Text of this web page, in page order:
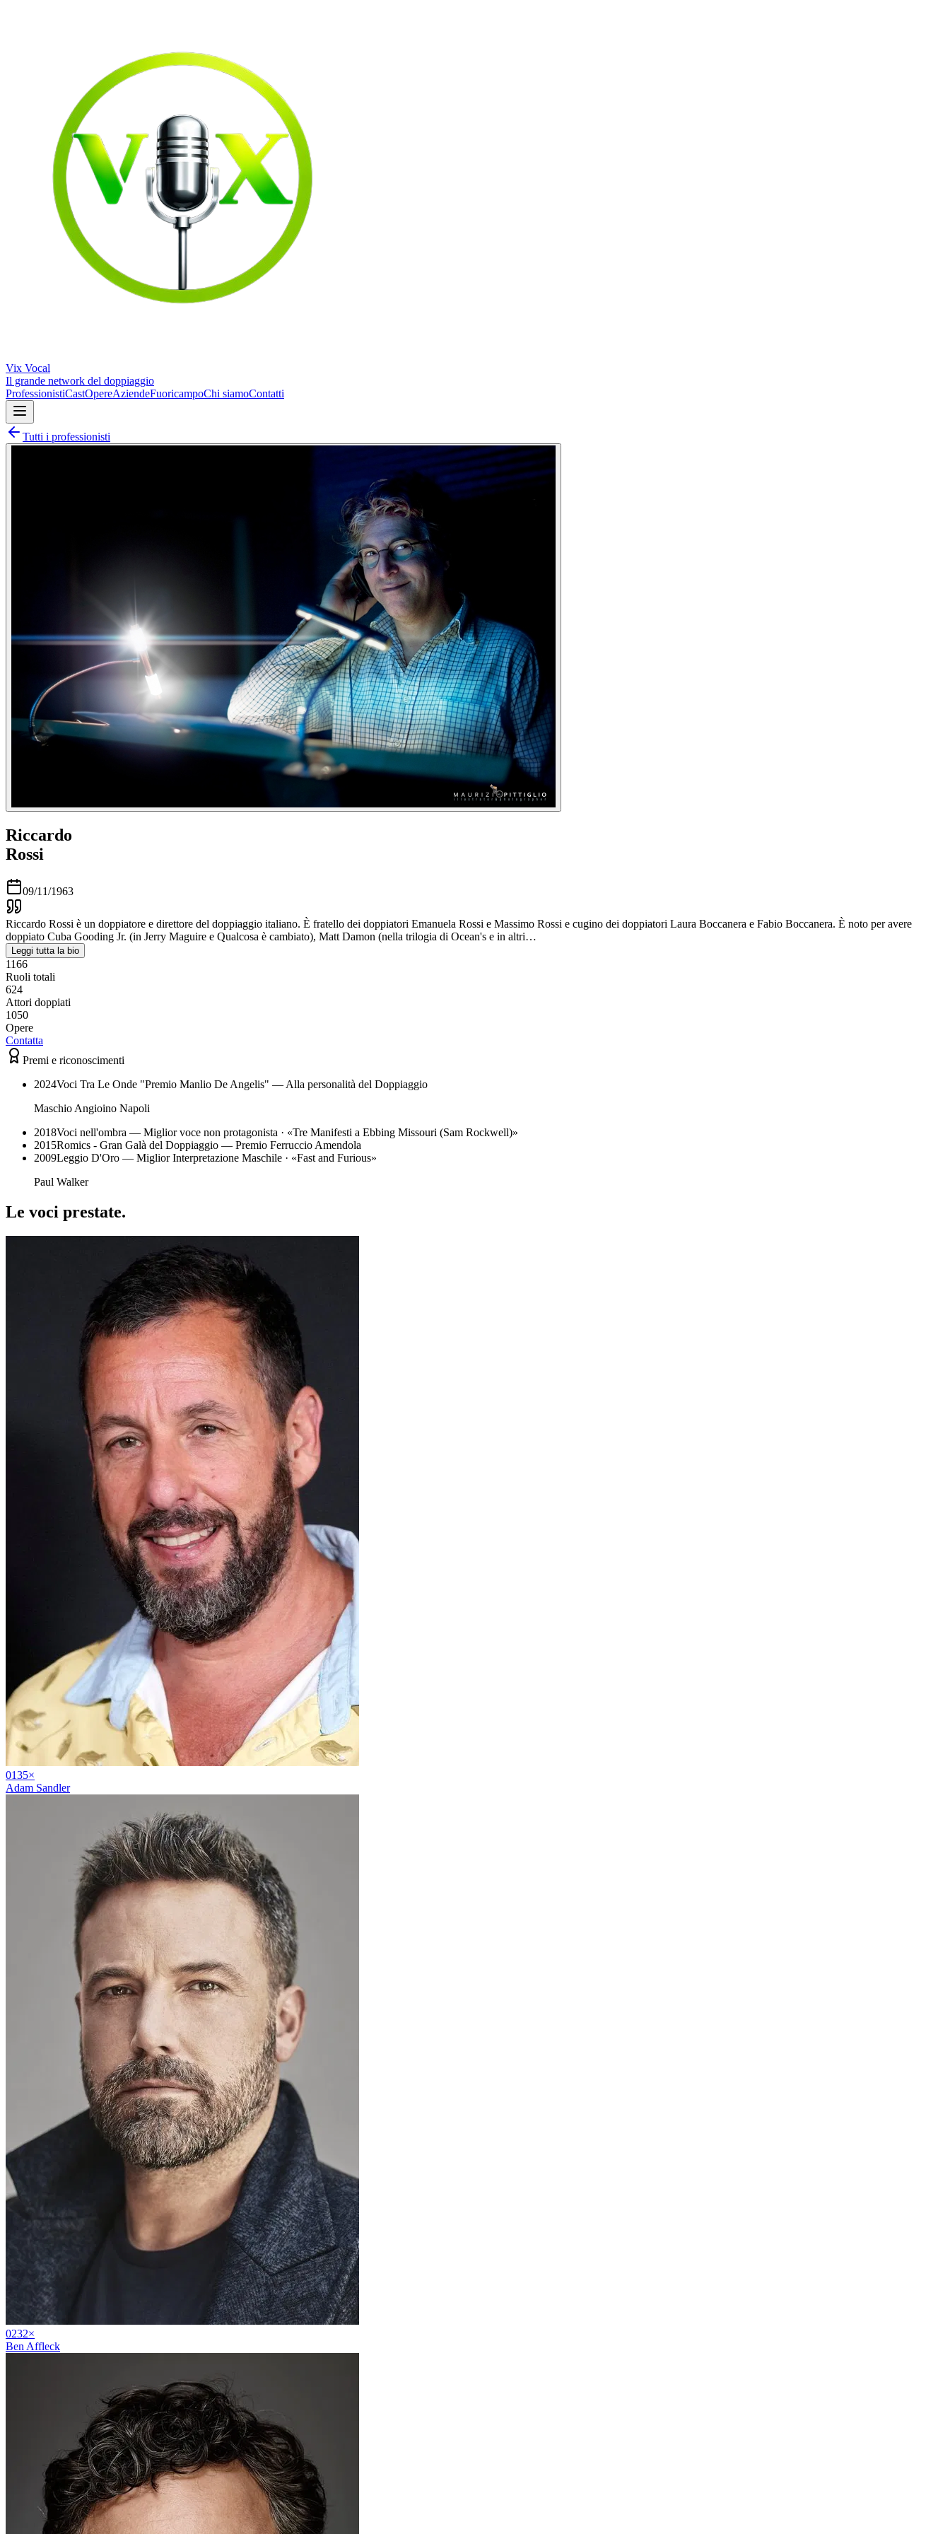
Vix Vocal
Il grande network del doppiaggio
ProfessionistiCastOpereAziendeFuoricampoChi siamoContatti
Tutti i professionisti
Riccardo
Rossi
09/11/1963
Riccardo Rossi è un doppiatore e direttore del doppiaggio italiano. È fratello dei doppiatori Emanuela Rossi e Massimo Rossi e cugino dei doppiatori Laura Boccanera e Fabio Boccanera. È noto per avere
doppiato Cuba Gooding Jr. (in Jerry Maguire e Qualcosa è cambiato), Matt Damon (nella trilogia di Ocean's e in altri…
Leggi tutta la bio
1166
Ruoli totali
624
Attori doppiati
1050
Opere
Contatta
Premi e riconoscimenti
2024Voci Tra Le Onde "Premio Manlio De Angelis" — Alla personalità del Doppiaggio
Maschio Angioino Napoli
2018Voci nell'ombra — Miglior voce non protagonista · «Tre Manifesti a Ebbing Missouri (Sam Rockwell)»
2015Romics - Gran Galà del Doppiaggio — Premio Ferruccio Amendola
2009Leggio D'Oro — Miglior Interpretazione Maschile · «Fast and Furious»
Paul Walker
Le voci prestate.
0135×
Adam Sandler
0232×
Ben Affleck